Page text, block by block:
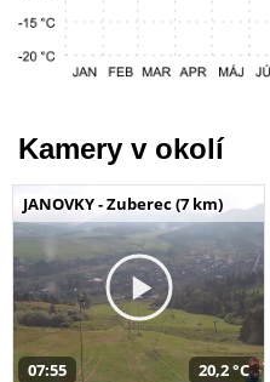
Kamery v okolí
JANOVKY - Zuberec (7 km)
07:55 20,2 °C